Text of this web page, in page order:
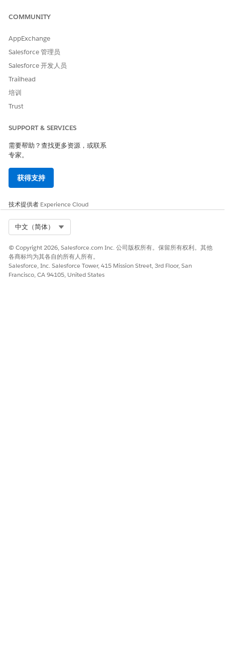
请与我们共享您的想法，以便我们进行改进！
COMMUNITY
AppExchange
Salesforce 管理员
Salesforce 开发人员
Trailhead
培训
Trust
SUPPORT & SERVICES
需要帮助？查找更多资源，或联系
专家。
获得支持
技术提供者 Experience Cloud
中文（简体）
© Copyright 2026, Salesforce.com Inc. 公司版权所有。保留所有权利。其他
各商标均为其各自的所有人所有。
Salesforce, Inc. Salesforce Tower, 415 Mission Street, 3rd Floor, San
Francisco, CA 94105, United States